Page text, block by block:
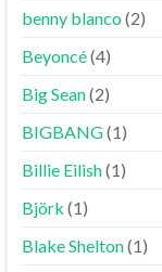
benny blanco(2)
Beyoncé(4)
Big Sean(2)
BIGBANG(1)
Billie Eilish(1)
Björk (1)
Blake Shelton(1)